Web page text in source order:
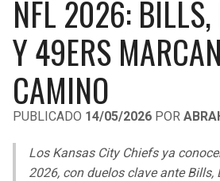
LIGA DE EXPANSIÓN MX
LEAGUES CUP
UEFA EUROPA LEAGUE
UEFA CONFERENCE LEAGUE
MLS
COPA LIBERTADORES
COPA SUDAMERICANA
RAIDERS
CHARGERS
RAVENS
CAVALIERS
PISTONS
PACERS
NFL 2026: BILLS,
Y 49ERS
CAMINO
PUBLICADO 14/05/2026 POR
Los Kansas City Chiefs ya
2026, con duelos clave ante Bills,